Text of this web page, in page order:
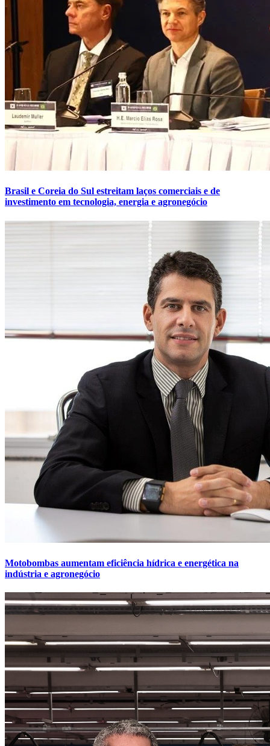
Brasil e Coreia do Sul estreitam laços comerciais e de
investimento em tecnologia, energia e agronegócio
Motobombas aumentam eficiência hídrica e energética na
indústria e agronegócio